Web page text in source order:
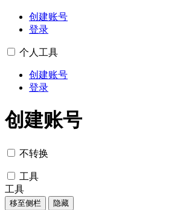
创建账号
登录
个人工具
创建账号
登录
创建账号
不转换
工具
工具
移至侧栏 隐藏